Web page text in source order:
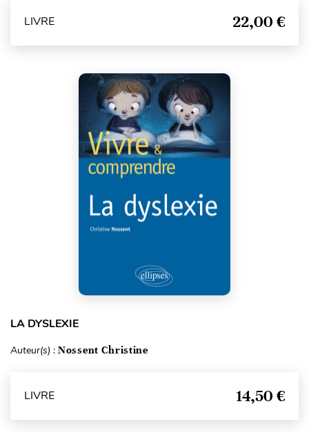
LIVRE 22,00 €
LA DYSLEXIE
Auteur(s) : Nossent Christine
LIVRE 14,50 €